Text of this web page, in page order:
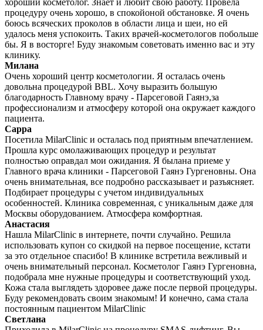
процедуру очень хорошо, в спокойоной обстановке. Я очень
боюсь всяческих проколов в области лица и шеи, но ей
удалось меня успокоить. Таких врачей-косметологов побольше
бы. Я в восторге! Буду знакомым советовать именно вас и эту
клинику.
Милана
Очень хороший центр косметологии. Я осталась очень
довольна процедурой BBL. Хочу выразить большую
благодарность Главному врачу - Парсеговой Гаянэ,за
профессионализм и атмосферу которой она окружает каждого
пациента.
Сарра
Посетила MilarClinic и осталась под приятным впечатлением.
Прошла курс омолаживающих процедур и результат
полностью оправдал мои ожидания. Я былана приеме у
Главного врача клиники - Парсеговой Гаянэ Гургеновны. Она
очень внимательная, все подробно рассказывает и разъясняет.
Подбирает процедуры с учетом индивидуальных
особенностей. Клиника современная, с уникальным даже для
Москвы оборудованием. Атмосфера комфортная.
Анастасия
Нашла MilarClinic в интернете, почти случайно. Решила
использовать купон со скидкой на первое посещение, кстати
за это отдельное спасибо! В клинике встретила вежливый и
очень внимательный персонал. Косметолог Гаянэ Гургеновна,
подобрала мне нужные процедуры и соответствующий уход.
Кожа стала выглядеть здоровее даже после первой процедуры.
Буду рекомендовать своим знакомым! И конечно, сама стала
постоянным пациентом MilarClinic
Светлана